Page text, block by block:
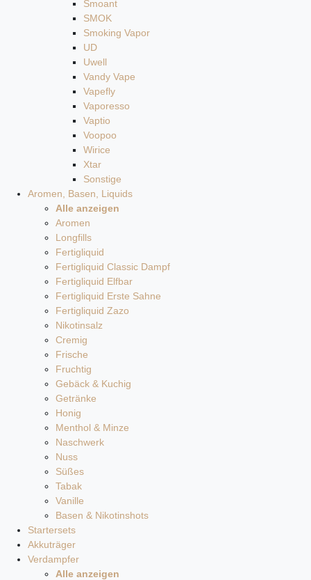
Smoant
SMOK
Smoking Vapor
UD
Uwell
Vandy Vape
Vapefly
Vaporesso
Vaptio
Voopoo
Wirice
Xtar
Sonstige
Aromen, Basen, Liquids
Alle anzeigen
Aromen
Longfills
Fertigliquid
Fertigliquid Classic Dampf
Fertigliquid Elfbar
Fertigliquid Erste Sahne
Fertigliquid Zazo
Nikotinsalz
Cremig
Frische
Fruchtig
Gebäck & Kuchig
Getränke
Honig
Menthol & Minze
Naschwerk
Nuss
Süßes
Tabak
Vanille
Basen & Nikotinshots
Startersets
Akkuträger
Verdampfer
Alle anzeigen